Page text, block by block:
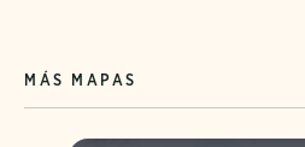
MÁS MAPAS